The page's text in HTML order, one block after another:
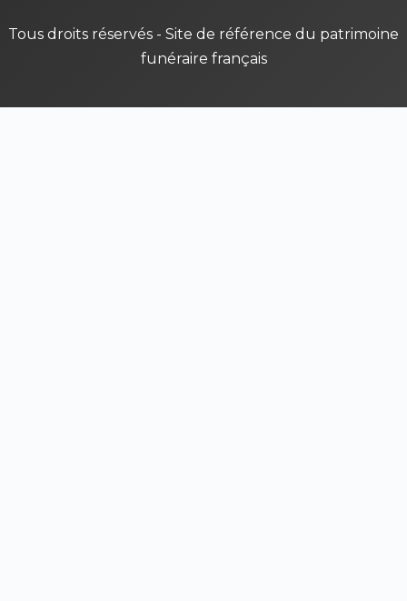
Tous droits réservés - Site de référence du patrimoine
funéraire français